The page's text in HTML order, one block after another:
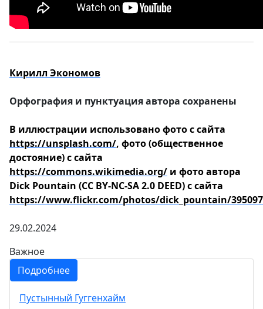
Кирилл Экономов
Орфография и пунктуация автора сохранены
В иллюстрации использовано фото с сайта
https://unsplash.com/, фото (общественное
достояние) с сайта
https://commons.wikimedia.org/ и фото автора
Dick Pountain (CC BY-NC-SA 2.0 DEED) с сайта
https://www.flickr.com/photos/dick_pountain/
29.02.2024
Важное
Подробнее
Пустынный Гуггенхайм